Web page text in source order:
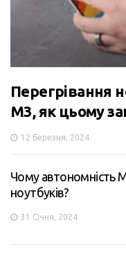
Перегрівання
M3, як цьому
12 Березня, 2024
Чому автономність
ноутбуків?
31 Січня, 2024